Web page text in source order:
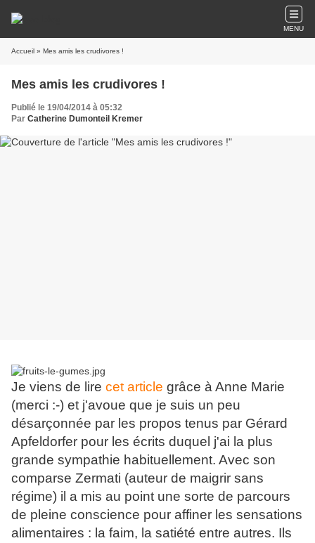
MENU
Accueil » Mes amis les crudivores !
Mes amis les crudivores !
Publié le 19/04/2014 à 05:32
Par Catherine Dumonteil Kremer
Je viens de lire cet article grâce à Anne Marie
(merci :-) et j'avoue que je suis un peu
désarçonnée par les propos tenus par Gérard
Apfeldorfer pour les écrits duquel j'ai la plus
grande sympathie habituellement. Avec son
comparse Zermati (auteur de maigrir sans
régime) il a mis au point une sorte de parcours
de pleine conscience pour affiner les sensations
alimentaires : la faim, la satiété entre autres. Ils